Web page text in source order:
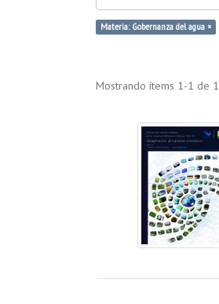
Materia: Gobernanza del agua ×
Mostrando ítems 1-1 de 1